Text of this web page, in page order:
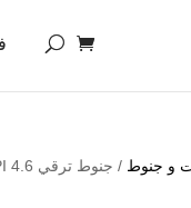
و جنوط / جنوط ترقي 4.6 HPI